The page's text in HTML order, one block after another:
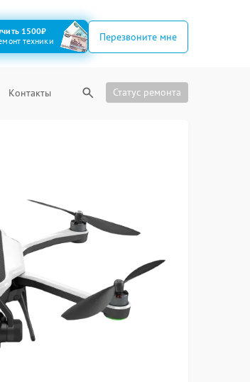
1500₽
техники
Перезвоните мне
Контакты Статус ремонта